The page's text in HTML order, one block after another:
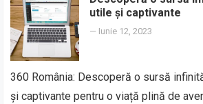
utile și captivante
— Iunie 12, 2023
360 România: Descoperă o sursă
și captivante pentru o viață plină de